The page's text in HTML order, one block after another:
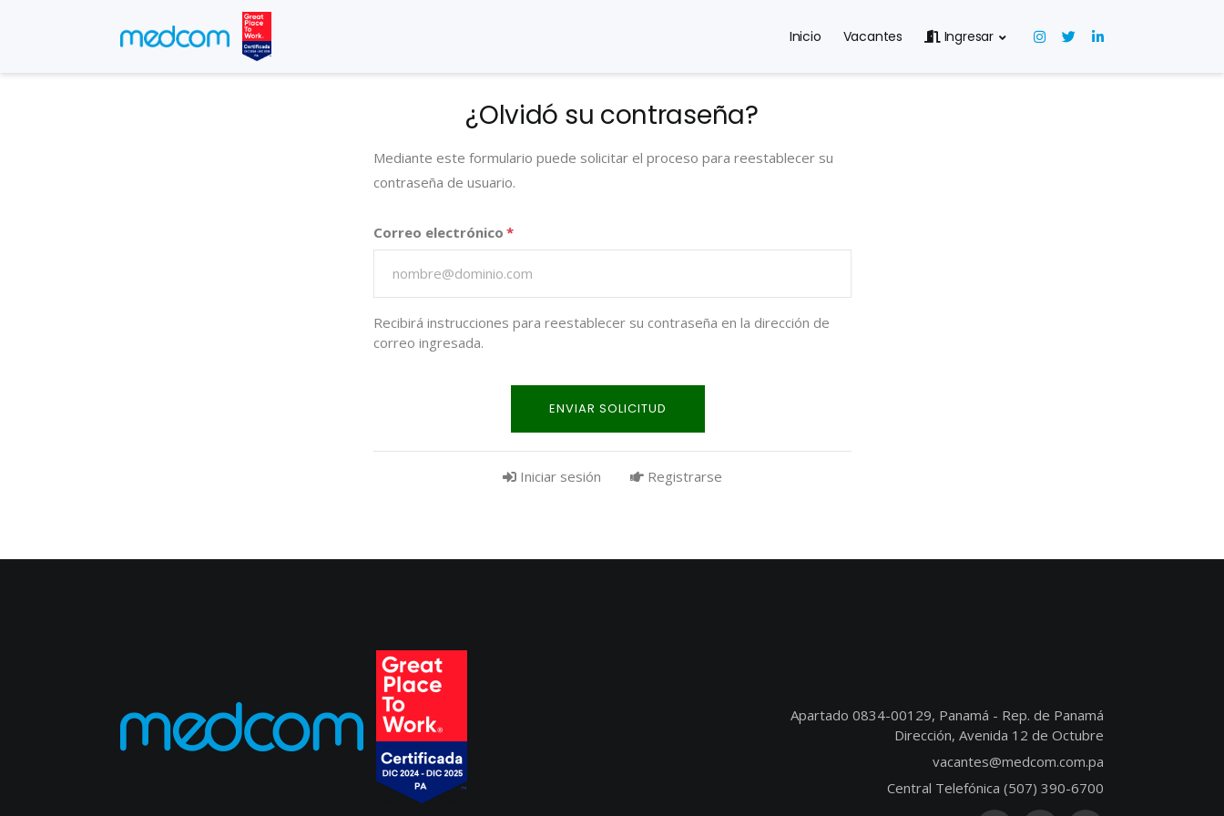
Inicio Vacantes Ingresar
¿Olvidó su contraseña?
Mediante este formulario puede solicitar el proceso para reestablecer su
contraseña de usuario.
Correo electrónico
Recibirá instrucciones para reestablecer su contraseña en la dirección de
correo ingresada.
ENVIAR SOLICITUD
Iniciar sesión Registrarse
Apartado 0834-00129, Panamá - Rep. de Panamá
Dirección, Avenida 12 de Octubre
vacantes@medcom.com.pa
Central Telefónica (507) 390-6700